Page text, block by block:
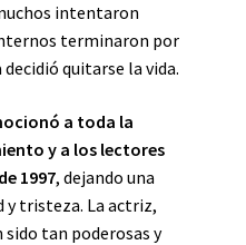
intentaron
terminaron por
quitarse la vida.
a toda la
y a los lectores
1997, dejando una
y tristeza. La actriz,
sido tan poderosas y